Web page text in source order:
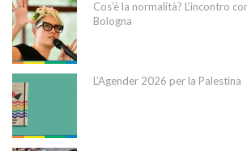
Cos’è la normalità? L’incontro
Bologna
L’Agender 2026 per la Palestina